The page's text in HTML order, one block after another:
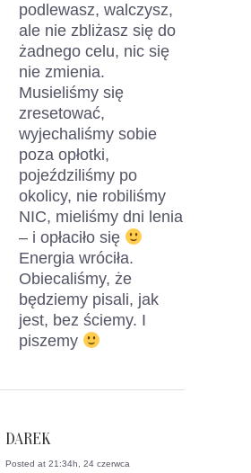
podlewasz, walczysz,
ale nie zbliżasz się do
żadnego celu, nic się
nie zmienia.
Musieliśmy się
zresetować,
wyjechaliśmy sobie
poza opłotki,
pojeździliśmy po
okolicy, nie robiliśmy
NIC, mieliśmy dni lenia
– i opłaciło się
Energia wróciła.
Obiecaliśmy, że
będziemy pisali, jak
jest, bez ściemy. I
piszemy
DAREK
Posted at 21:34h, 24 czerwca